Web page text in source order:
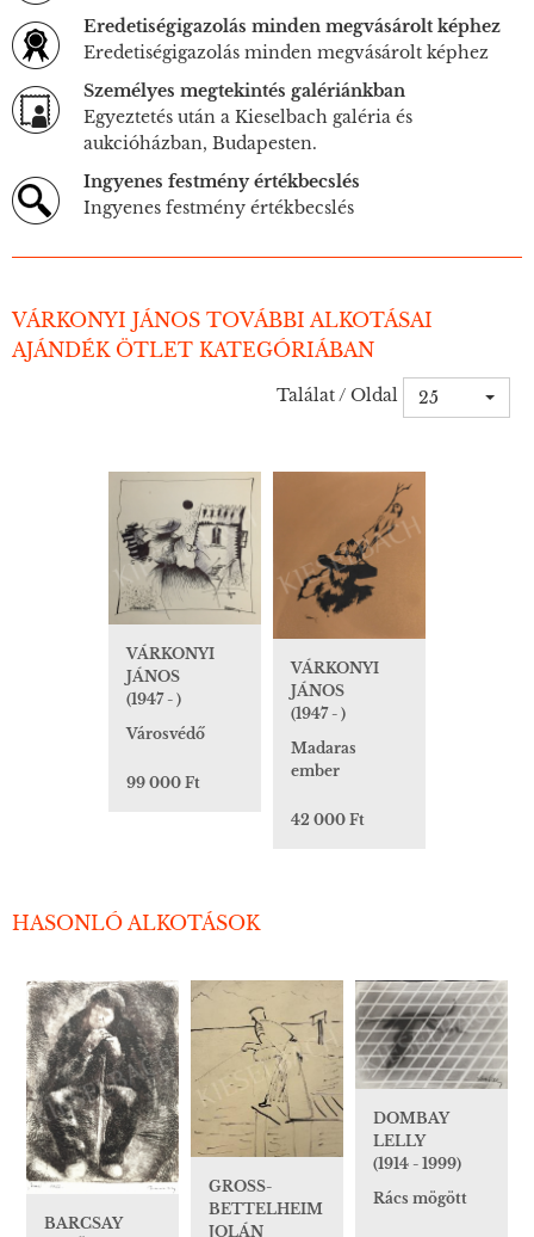
Eredetiségigazolás minden megvásárolt képhez
Eredetiségigazolás minden megvásárolt képhez
Személyes megtekintés galériánkban
Egyeztetés után a Kieselbach galéria és
aukcióházban, Budapesten.
Ingyenes festmény értékbecslés
Ingyenes festmény értékbecslés
VÁRKONYI JÁNOS TOVÁBBI ALKOTÁSAI
AJÁNDÉK ÖTLET KATEGÓRIÁBAN
Találat / Oldal 25
VÁRKONYI
JÁNOS
(1947 - )
Városvédő
99 000 Ft
VÁRKONYI
JÁNOS
(1947 - )
Madaras
ember
42 000 Ft
HASONLÓ ALKOTÁSOK
BARCSAY
GROSS-
BETTELHEIM
JOLÁN
DOMBAY
LELLY
(1914 - 1999)
Rács mögött